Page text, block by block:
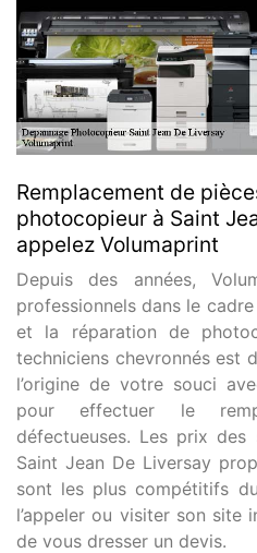
Remplacement de
photocopieur à Saint
appelez Volumaprint
Depuis des années,
professionnels dans le cadre
et la réparation de
techniciens chevronnés est
l’origine de votre souci
pour effectuer le
défectueuses. Les prix
Saint Jean De Liversay
sont les plus compétitifs
l’appeler ou visiter son site
de vous dresser un devis.